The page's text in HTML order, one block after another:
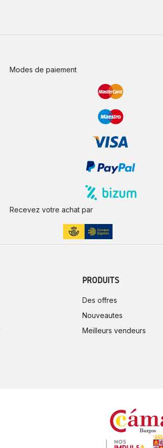
Modes de paiement
Recevez votre achat par
PRODUITS
Des offres
Nouveautes
Meilleurs vendeurs